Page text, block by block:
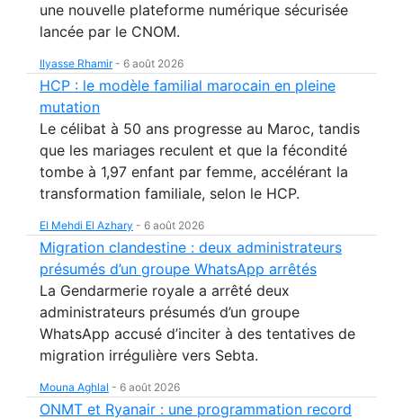
une nouvelle plateforme numérique sécurisée
lancée par le CNOM.
Ilyasse Rhamir- 6 août 2026
HCP : le modèle familial marocain en pleine
mutation
Le célibat à 50 ans progresse au Maroc, tandis
que les mariages reculent et que la fécondité
tombe à 1,97 enfant par femme, accélérant la
transformation familiale, selon le HCP.
El Mehdi El Azhary - 6 août 2026
Migration clandestine : deux administrateurs
présumés d’un groupe WhatsApp arrêtés
La Gendarmerie royale a arrêté deux
administrateurs présumés d’un groupe
WhatsApp accusé d’inciter à des tentatives de
migration irrégulière vers Sebta.
Mouna Aghlal - 6 août 2026
ONMT et Ryanair : une programmation record